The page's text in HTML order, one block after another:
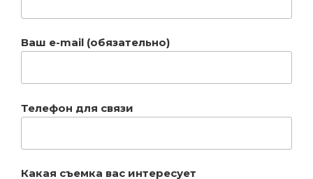
Ваш e-mail (обязательно)
Телефон для связи
Какая съемка вас интересует